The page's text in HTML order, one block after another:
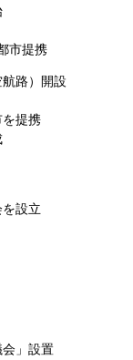
市提携
路）開設
を提携
設立
」設置